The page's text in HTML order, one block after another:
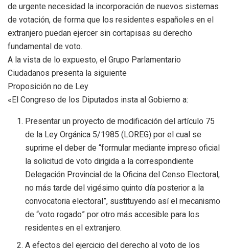
de urgente necesidad la incorporación de nuevos sistemas
de votación, de forma que los residentes españoles en el
extranjero puedan ejercer sin cortapisas su derecho
fundamental de voto.
A la vista de lo expuesto, el Grupo Parlamentario
Ciudadanos presenta la siguiente
Proposición no de Ley
«El Congreso de los Diputados insta al Gobierno a:
Presentar un proyecto de modificación del artículo 75
de la Ley Orgánica 5/1985 (LOREG) por el cual se
suprime el deber de “formular mediante impreso oficial
la solicitud de voto dirigida a la correspondiente
Delegación Provincial de la Oficina del Censo Electoral,
no más tarde del vigésimo quinto día posterior a la
convocatoria electoral”, sustituyendo así el mecanismo
de “voto rogado” por otro más accesible para los
residentes en el extranjero.
A efectos del ejercicio del derecho al voto de los